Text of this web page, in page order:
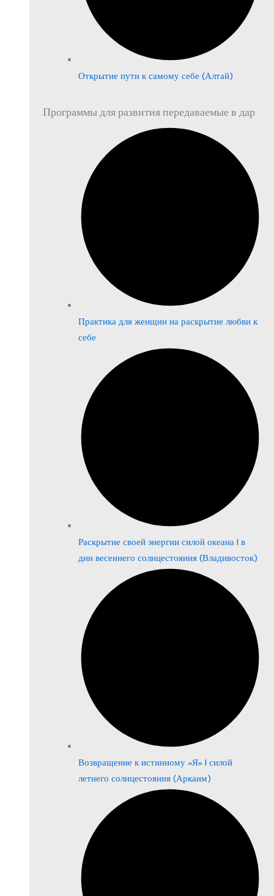
Открытие пути к самому себе (Алтай)
Программы для развития передаваемые в дар
Практика для женщин на раскрытие любви к
себе
Раскрытие своей энергии силой океана | в
дни весеннего солнцестояния (Владивосток)
Возвращение к истинному «Я» | силой
летнего солнцестояния (Аркаим)